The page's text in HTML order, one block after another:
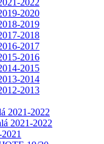
2022
2020
2019
2018
2017
2016
2015
2014
2013
2021-2022
2021-2022